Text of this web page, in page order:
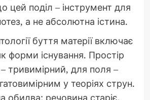
цей поділ – інструмент для
а не абсолютна істина.
буття матерії включає
форми існування. Простір
тривимірний, для поля –
у теоріях струн.
обидва: речовина старіє,